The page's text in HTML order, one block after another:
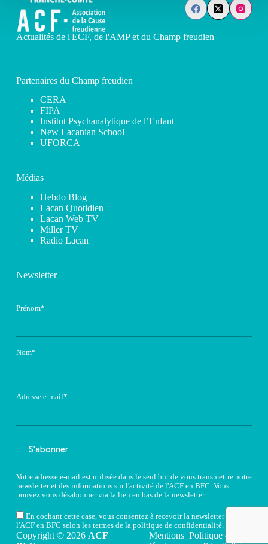
Actualités de l'ECF, de l'AMP et du Champ freudien
Partenaires du Champ freudien
CERA
FIPA
Institut Psychanalytique de l’Enfant
New Lacanian School
UFORCA
Médias
Hebdo Blog
Lacan Quotidien
Lacan Web TV
Miller TV
Radio Lacan
Newsletter
Prénom*
Nom*
Adresse e-mail*
Votre adresse e-mail est utilisée dans le seul but de vous transmettre notre
newsletter et des informations sur l'activité de l'ACF en BFC. Vous
pouvez vous désabonner via la lien en bas de la newsletter.
En cochant cette case, vous consentez à recevoir la newsletter de
l'ACF en BFC selon les termes de la politique de confidentialité.
Copyright © 2026 ACF
Mentions Politique de